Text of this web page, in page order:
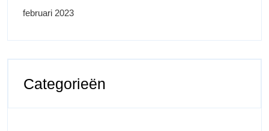
februari 2023
Categorieën